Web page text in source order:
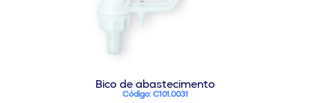
Bico de abastecimento
Código: C101.0031